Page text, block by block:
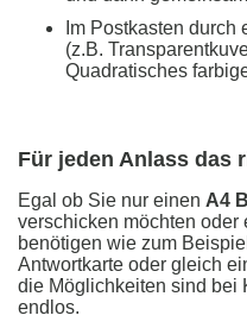
Im Postkasten durch
(z.B.
Quadratisches
Für jeden Anlass das
Egal ob Sie nur einen A4
verschicken möchten
benötigen wie zum
Antwortkarte oder gleich
die Möglichkeiten sind bei
endlos.